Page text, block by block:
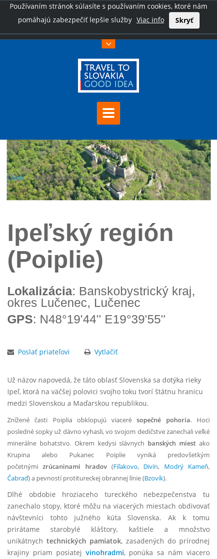
Používaním stránok súlasíte s používaním cookies, ktoré nám
pomáhajú zabezpečiť lepšie služby Viac info Skryť
Úvod Ipeľský región (Poiplie)
Ipeľský región
(Poiplie)
Lokalizácia: Banskobystrický kraj,
okres Lučenec, Lučenec
GPS: N48°19'44'' E19°39'55''
Poslať priateľovi Vytlačiť
Už názov napovedá, že táto oblasť Slovenska sa dotýka rieky
Ipeľ, ktorá na väčšej polovici svojho toku tvorí štátnu hranicu
medzi Slovenskou a Maďarskou republikou.
Znížené časti Poiplia obklopujú viacerésopečné pohoria. Hoci
posledné sopky už dávno vyhasli, vo svojom dedičstve zanechali veľké
minerálne bohatstvo. Okrem kedysi slávnych banských miest ako
Krupina alebo Pukanec Poiplie vyniká predovšetkým
početnýmizrúcaninami hradov(Fiľakovo, Divín, Modrý Kameň,
Čabraď) a pevností protitureckej obrannej línie (Bzovík).
Dlhé obdobie hroziaceho tureckého nebezpečenstva tu
zanechalo stopy, ktoré môžu na viacerých miestach obdivovať
návštevníci tohto južného kúta Slovenska. Ak k tomu
prirátame starobylé kláštory, kaštiele a množstvo
unikátnych technických pamiatok, zasadených do prírodnej
krajiny priam posiatej vinohradmi, ponúka sa nám viacero